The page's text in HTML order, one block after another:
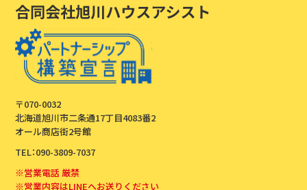
〒070-0032
北海道旭川市二条通17丁目4083番2
オール商店街2号館
TEL：090-3809-7037
※営業電話 厳禁
※営業内容はLINEへお送りください